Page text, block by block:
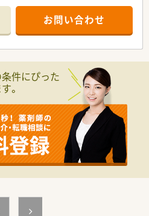
て】
3分の立地で、近隣クリニックの処方
ほど応需しています。
数体制で、アットホームな雰囲気の
向き合えます。
について】
に伴う体制強化のため、即戦力として
募しております。
めており、60歳以上のベテラン薬剤
歓迎しています。
療を大切にしているため、周囲のスタ
を求めています。
剤薬局を運営しており、地域に根差し
お問い合わせ
件にぴった
。